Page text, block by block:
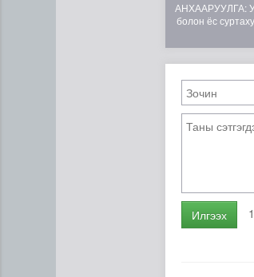
АНХААРУУЛГА:
болон ёс
Илгээх